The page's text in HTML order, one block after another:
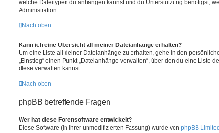
welche Dateitypen du anhängen kannst und du Unterstützung benötigst,
Administration.
Nach oben
Kann ich eine Übersicht all meiner Dateianhänge erhalten?
Um eine Liste all deiner Dateianhänge zu erhalten, gehe in den
„Einstieg“ einen Punkt „Dateianhänge verwalten“, über den du eine Liste
diese verwalten kannst.
Nach oben
phpBB betreffende Fragen
Wer hat diese Forensoftware entwickelt?
Diese Software (in ihrer unmodifizierten Fassung) wurde von phpBB